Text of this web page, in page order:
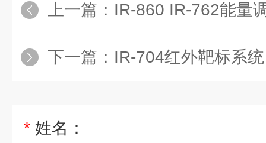
上一篇： IR-860 IR-762能量
下一篇： IR-704红外靶标系统
* 姓名：